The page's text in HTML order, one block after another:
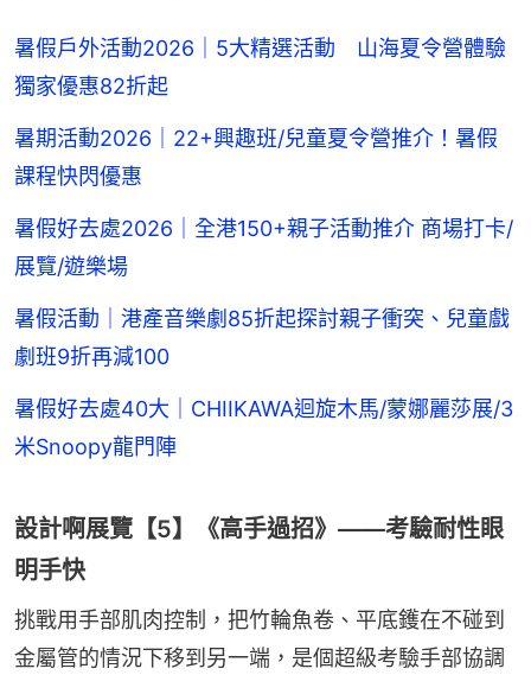
暑假戶外活動2026｜5大精選活動 山海夏令營體驗
獨家優惠82折起
暑期活動2026｜22+興趣班/兒童夏令營推介！暑假
課程快閃優惠
暑假好去處2026｜全港150+親子活動推介 商場打卡/
展覽/遊樂場
暑假活動｜港產音樂劇85折起探討親子衝突、兒童戲
劇班9折再減100
暑假好去處40大｜CHIIKAWA迴旋木馬/蒙娜麗莎展/3
米Snoopy龍門陣
設計啊展覽【5】《高手過招》——考驗耐性眼
明手快
挑戰用手部肌肉控制，把竹輪魚卷、平底鑊在不碰到
金屬管的情況下移到另一端，是個超級考驗手部協調